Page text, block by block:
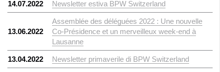
14.07.2022 Newsletter estiva BPW Switzerland
13.06.2022
Assemblée des déléguées 2022 : Une nouvelle
Co-Présidence et un merveilleux week-end à
Lausanne
13.04.2022 Newsletter primaverile di BPW Switzerland